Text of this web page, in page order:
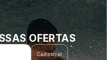
OFERTAS
Cadastrar